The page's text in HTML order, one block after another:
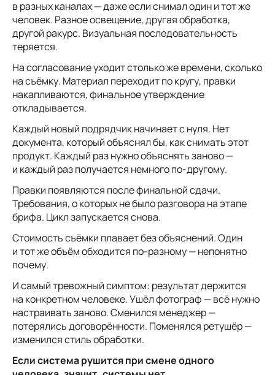
в разных каналах — даже если снимал один и тот же
человек. Разное освещение, другая обработка,
другой ракурс. Визуальная последовательность
теряется.
На согласование уходит столько же времени, сколько
на съёмку. Материал переходит по кругу, правки
накапливаются, финальное утверждение
откладывается.
Каждый новый подрядчик начинает с нуля. Нет
документа, который объяснял бы, как снимать этот
продукт. Каждый раз нужно объяснять заново —
и каждый раз получается немного по-другому.
Правки появляются после финальной сдачи.
Требования, о которых не было разговора на этапе
брифа. Цикл запускается снова.
Стоимость съёмки плавает без объяснений. Один
и тот же объём обходится по-разному — непонятно
почему.
И самый тревожный симптом: результат держится
на конкретном человеке. Ушёл фотограф — всё нужно
настраивать заново. Сменился менеджер —
потерялись договорённости. Поменялся ретушёр —
изменился стиль обработки.
Если система рушится при смене одного